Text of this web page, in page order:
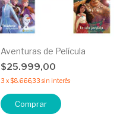
Aventuras de Película
$25.999,00
3 x$8.666,33 sin interés
Comprar